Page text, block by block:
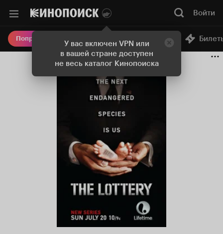
У вас включен VPN или
в вашей стране доступен
не весь каталог Кинопоиска
Войти
Попробовать Плюс Онлайн-кинотеатр